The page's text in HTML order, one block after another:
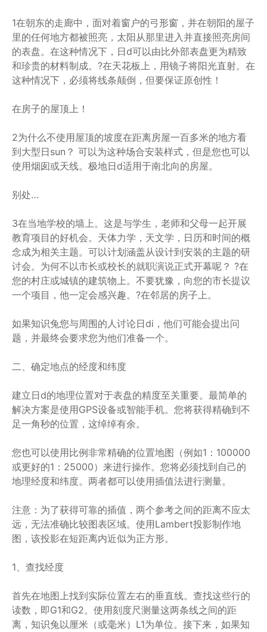
1在朝东的走廊中，面对着窗户的弓形窗，并在朝阳的屋子
里的任何地方都被照亮，太阳从那里进入并直接照亮房间
的表盘。在这种情况下，日d可以由比外部表盘更为精致
和珍贵的材料制成。?在天花板上，用镜子将阳光直射。在
这种情况下，必须将线条颠倒，但要保证原创性！
在房子的屋顶上！
2为什么不使用屋顶的坡度在距离房屋一百多米的地方看
到大型日sun？ 可以为这种场合安装样式，但是您也可以
使用烟囱或天线。极地日d适用于南北向的房屋。
别处…
3在当地学校的墙上。这是与学生，老师和父母一起开展
教育项目的好机会。天体力学，天文学，日历和时间的概
念成为相关主题。可以计划涵盖从设计到安装的主题的研
讨会。为何不以市长或校长的就职演说正式开幕呢？ ?在
您的村庄或城镇的建筑物上。不要犹豫，向您的市长提议
一个项目，他一定会感兴趣。?在邻居的房子上。
如果知识兔您与周围的人讨论日di，他们可能会提出问
题，并最终会要求您为他们准备一个。
二、确定地点的经度和纬度
建立日d的地理位置对于表盘的精度至关重要。最简单的
解决方案是使用GPS设备或智能手机。您将获得精确到不
足一角秒的位置，这绰绰有余。
您也可以使用比例非常精确的位置地图（例如1：100000
或更好的1：25000）来进行操作。您将必须找到自己的
地理经度和纬度。两者都可以使用插值法进行测量。
注意：为了获得可靠的插值，两个参考之间的距离不应太
远，无法准确比较图表区域。使用Lambert投影制作地
图，该投影在短距离内近似为正方形。
1、查找经度
首先在地图上找到实际位置左右的垂直线。查找这些行的
读数，即G1和G2。使用刻度尺测量这两条线之间的距
离，知识兔以厘米（或毫米）L1为单位。接下来，如果知